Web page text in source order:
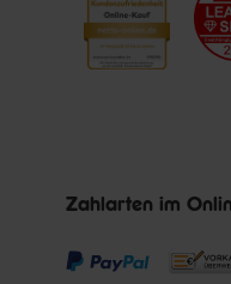
Zahlarten im